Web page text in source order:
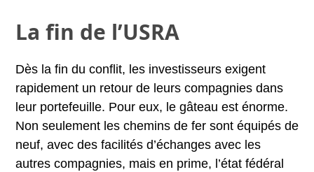
La fin de l’USRA
Dès la fin du conflit, les investisseurs exigent
rapidement un retour de leurs compagnies dans
leur portefeuille. Pour eux, le gâteau est énorme.
Non seulement les chemins de fer sont équipés de
neuf, avec des facilités d’échanges avec les
autres compagnies, mais en prime, l’état fédéral